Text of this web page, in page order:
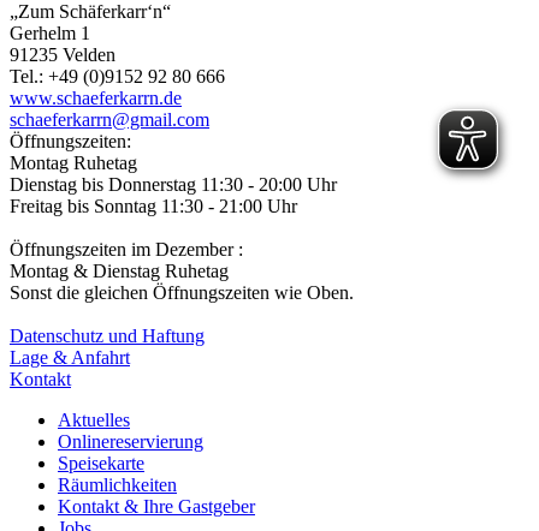
„Zum Schäferkarr‘n“
Gerhelm 1
91235 Velden
Tel.: +49 (0)9152 92 80 666
www.schaeferkarrn.de
schaeferkarrn@gmail.com
Öffnungszeiten:
Montag Ruhetag
Dienstag bis Donnerstag 11:30 - 20:00 Uhr
Freitag bis Sonntag 11:30 - 21:00 Uhr
Öffnungszeiten im Dezember :
Montag & Dienstag Ruhetag
Sonst die gleichen Öffnungszeiten wie Oben.
Datenschutz und Haftung
Lage & Anfahrt
Kontakt
Aktuelles
Onlinereservierung
Speisekarte
Räumlichkeiten
Kontakt & Ihre Gastgeber